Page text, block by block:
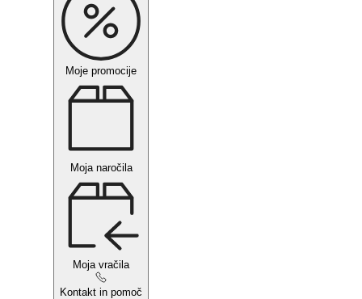
Moje promocije
Moja naročila
Moja vračila
Kontakt in pomoč